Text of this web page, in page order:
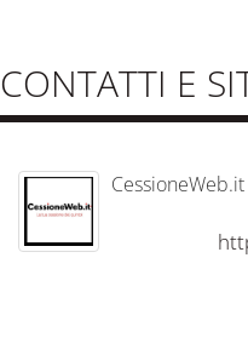
CONTATTI E
CessioneWeb.it